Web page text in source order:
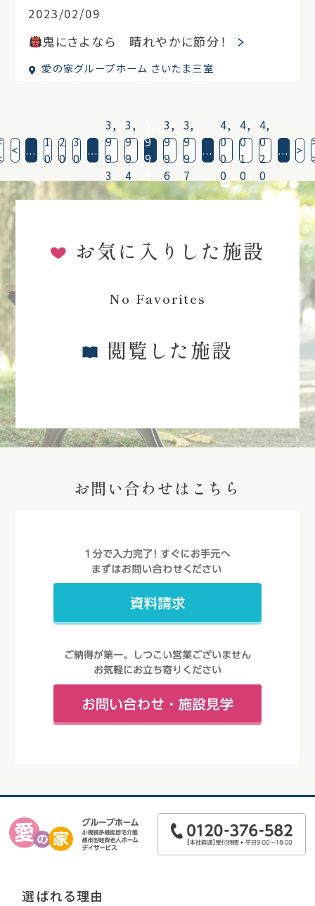
2023/02/09
鬼にさよなら 晴れやかに節分！
愛の家グループホーム さいたま三室
< ...
1
0
2
0
3
0
...
3,
9
9
3
3,
9
9
4
9
9
3,
9
9
6
3,
9
9
7
...
4,
0
0
0
4,
0
1
0
4,
0
2
0
... >
お気に入りした施設
No Favorites
閲覧した施設
お問い合わせはこちら
選ばれる理由